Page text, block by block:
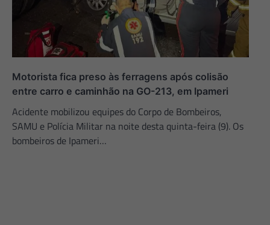
Motorista fica preso às ferragens após colisão
entre carro e caminhão na GO-213, em Ipameri
Acidente mobilizou equipes do Corpo de Bombeiros,
SAMU e Polícia Militar na noite desta quinta-feira (9). Os
bombeiros de Ipameri…